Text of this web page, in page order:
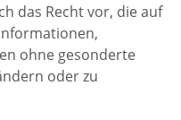
das Recht vor, die auf
ohne gesonderte
oder zu